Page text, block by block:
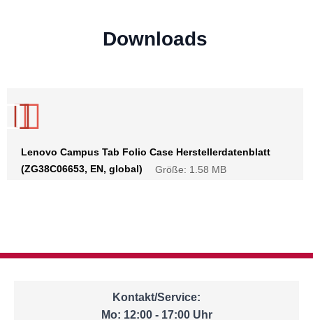
Downloads
Lenovo Campus Tab Folio Case Herstellerdatenblatt
(ZG38C06653, EN, global)
Größe: 1.58 MB
Kontakt/Service:
Mo: 12:00 - 17:00 Uhr